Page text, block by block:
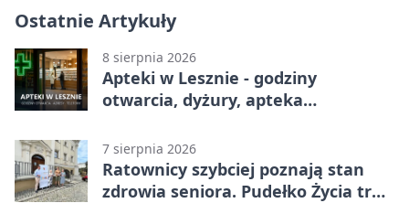
Ostatnie Artykuły
8 sierpnia 2026
Apteki w Lesznie - godziny
otwarcia, dyżury, apteka
7 sierpnia 2026
Ratownicy szybciej poznają stan
zdrowia seniora. Pudełko Życia trafi